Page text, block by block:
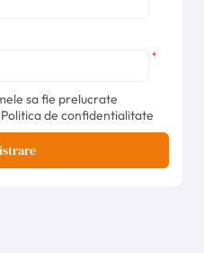
*
sa fie prelucrate
de confidentialitate